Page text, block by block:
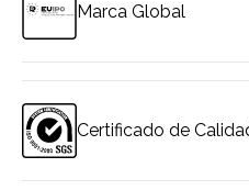
Marca Global
Pergotech está registrada
todo el mundo.
Certificado de
Pergotech cuenta con un